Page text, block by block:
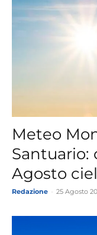
Meteo
Santuario:
Agosto
Redazione 25 Agosto